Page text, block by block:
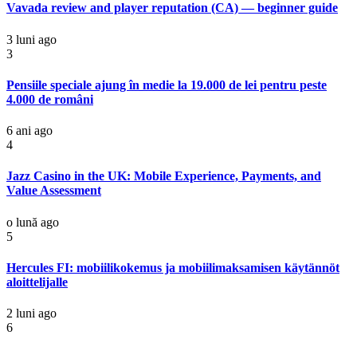
Vavada review and player reputation (CA) — beginner guide
3 luni ago
3
Pensiile speciale ajung în medie la 19.000 de lei pentru peste
4.000 de români
6 ani ago
4
Jazz Casino in the UK: Mobile Experience, Payments, and
Value Assessment
o lună ago
5
Hercules FI: mobiilikokemus ja mobiilimaksamisen käytännöt
aloittelijalle
2 luni ago
6